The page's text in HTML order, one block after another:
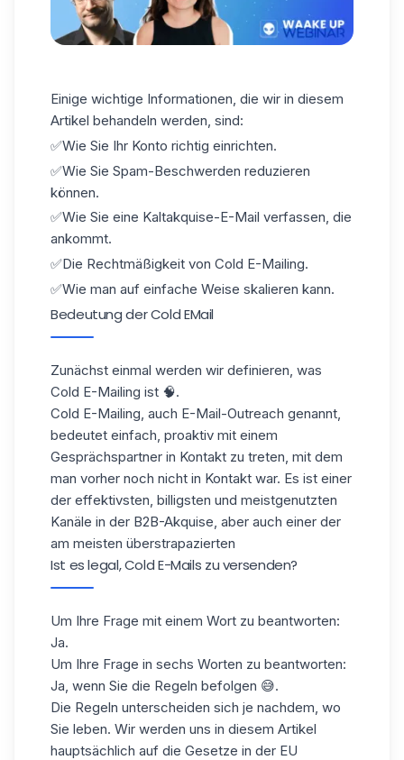
Einige wichtige Informationen, die wir in diesem
Artikel behandeln werden, sind:
✅Wie Sie Ihr Konto richtig einrichten.
✅Wie Sie Spam-Beschwerden reduzieren
können.
✅Wie Sie eine Kaltakquise-E-Mail verfassen, die
ankommt.
✅Die Rechtmäßigkeit von Cold E-Mailing.
✅Wie man auf einfache Weise skalieren kann.
Bedeutung der Cold EMail
Zunächst einmal werden wir definieren, was
Cold E-Mailing ist 🧠.
Cold E-Mailing, auch E-Mail-Outreach genannt,
bedeutet einfach, proaktiv mit einem
Gesprächspartner in Kontakt zu treten, mit dem
man vorher noch nicht in Kontakt war. Es ist einer
der effektivsten, billigsten und meistgenutzten
Kanäle in der B2B-Akquise, aber auch einer der
am meisten überstrapazierten
Ist es legal, Cold E-Mails zu versenden?
Um Ihre Frage mit einem Wort zu beantworten:
Ja.
Um Ihre Frage in sechs Worten zu beantworten:
Ja, wenn Sie die Regeln befolgen 😅.
Die Regeln unterscheiden sich je nachdem, wo
Sie leben. Wir werden uns in diesem Artikel
hauptsächlich auf die Gesetze in der EU